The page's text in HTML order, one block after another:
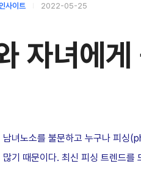
사이트 2022-05-25
자녀에
남녀노소를 불문하고 누구나 피싱
많기 때문이다. 최신 피싱 트렌드를